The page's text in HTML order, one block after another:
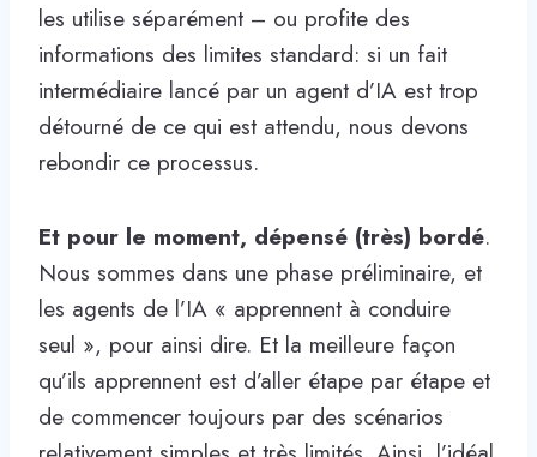
les utilise séparément – ou profite des
informations des limites standard: si un fait
intermédiaire lancé par un agent d’IA est trop
détourné de ce qui est attendu, nous devons
rebondir ce processus.
Et pour le moment, dépensé (très) bordé.
Nous sommes dans une phase préliminaire, et
les agents de l’IA « apprennent à conduire
seul », pour ainsi dire. Et la meilleure façon
qu’ils apprennent est d’aller étape par étape et
de commencer toujours par des scénarios